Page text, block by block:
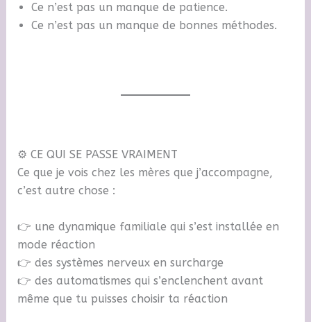
Ce n’est pas un manque de patience.
Ce n’est pas un manque de bonnes méthodes.
⚙️ CE QUI SE PASSE VRAIMENT
Ce que je vois chez les mères que j’accompagne,
c’est autre chose :
👉 une dynamique familiale qui s’est installée en
mode réaction
👉 des systèmes nerveux en surcharge
👉 des automatismes qui s’enclenchent avant
même que tu puisses choisir ta réaction